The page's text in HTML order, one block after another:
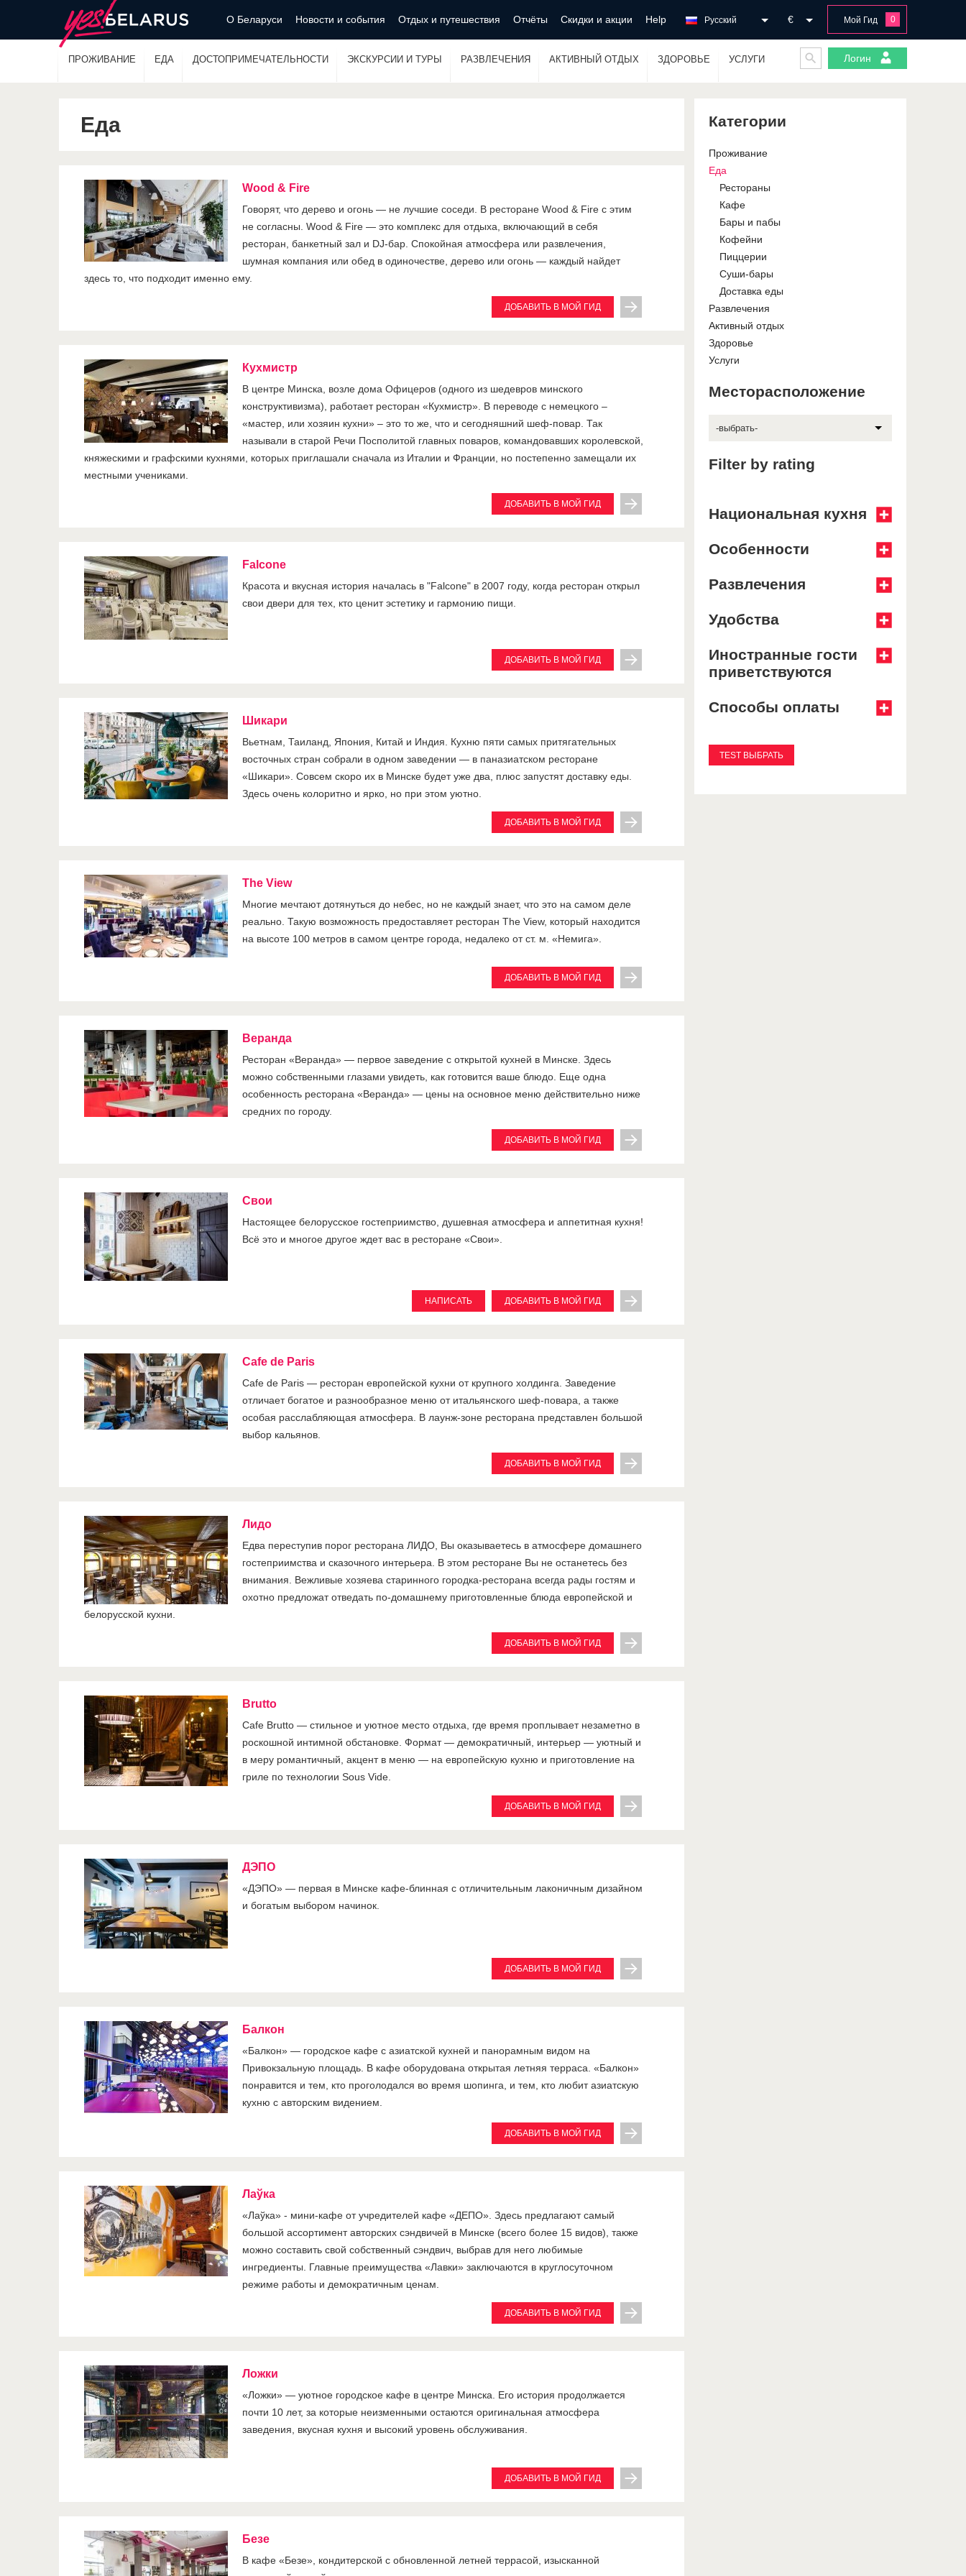
О Беларуси Новости и события Отдых и путешествия Отчёты Скидки и акции Help Мой Гид 0
€
Русский
ПРОЖИВАНИЕ ЕДА ДОСТОПРИМЕЧАТЕЛЬНОСТИ ЭКСКУРСИИ И ТУРЫ РАЗВЛЕЧЕНИЯ АКТИВНЫЙ ОТДЫХ ЗДОРОВЬЕ УСЛУГИ Логин
Еда
Wood & Fire
Говорят, что дерево и огонь — не лучшие соседи. В ресторане Wood & Fire с этим
не согласны. Wood & Fire — это комплекс для отдыха, включающий в себя
ресторан, банкетный зал и DJ-бар. Спокойная атмосфера или развлечения,
шумная компания или обед в одиночестве, дерево или огонь — каждый найдет
здесь то, что подходит именно ему.
ДОБАВИТЬ В МОЙ ГИД
Кухмистр
В центре Минска, возле дома Офицеров (одного из шедевров минского
конструктивизма), работает ресторан «Кухмистр». В переводе с немецкого –
«мастер, или хозяин кухни» – это то же, что и сегодняшний шеф-повар. Так
называли в старой Речи Посполитой главных поваров, командовавших королевской,
княжескими и графскими кухнями, которых приглашали сначала из Италии и Франции, но постепенно замещали их
местными учениками.
ДОБАВИТЬ В МОЙ ГИД
Falcone
Красота и вкусная история началась в "Falcone" в 2007 году, когда ресторан открыл
свои двери для тех, кто ценит эстетику и гармонию пищи.
ДОБАВИТЬ В МОЙ ГИД
Шикари
Вьетнам, Таиланд, Япония, Китай и Индия. Кухню пяти самых притягательных
восточных стран собрали в одном заведении — в паназиатском ресторане
«Шикари». Совсем скоро их в Минске будет уже два, плюс запустят доставку еды.
Здесь очень колоритно и ярко, но при этом уютно.
ДОБАВИТЬ В МОЙ ГИД
The View
Многие мечтают дотянуться до небес, но не каждый знает, что это на самом деле
реально. Такую возможность предоставляет ресторан The Viеw, который находится
на высоте 100 метров в самом центре города, недалеко от ст. м. «Немига».
ДОБАВИТЬ В МОЙ ГИД
Веранда
Ресторан «Веранда» — первое заведение с открытой кухней в Минске. Здесь
можно собственными глазами увидеть, как готовится ваше блюдо. Еще одна
особенность ресторана «Веранда» — цены на основное меню действительно ниже
средних по городу.
ДОБАВИТЬ В МОЙ ГИД
Свои
Настоящее белорусское гостеприимство, душевная атмосфера и аппетитная кухня!
Всё это и многое другое ждет вас в ресторане «Свои».
ДОБАВИТЬ В МОЙ ГИД
НАПИСАТЬ
Cafe de Paris
Cafe de Paris — ресторан европейской кухни от крупного холдинга. Заведение
отличает богатое и разнообразное меню от итальянского шеф-повара, а также
особая расслабляющая атмосфера. В лаунж-зоне ресторана представлен большой
выбор кальянов.
ДОБАВИТЬ В МОЙ ГИД
Лидо
Едва переступив порог ресторана ЛИДО, Вы оказываетесь в атмосфере домашнего
гостеприимства и сказочного интерьера. В этом ресторане Вы не останетесь без
внимания. Вежливые хозяева старинного городка-ресторана всегда рады гостям и
охотно предложат отведать по-домашнему приготовленные блюда европейской и
белорусской кухни.
ДОБАВИТЬ В МОЙ ГИД
Brutto
Cafe Brutto — стильное и уютное место отдыха, где время проплывает незаметно в
роскошной интимной обстановке. Формат — демократичный, интерьер — уютный и
в меру романтичный, акцент в меню — на европейскую кухню и приготовление на
гриле по технологии Sous Vide.
ДОБАВИТЬ В МОЙ ГИД
ДЭПО
«ДЭПО» — первая в Минске кафе-блинная с отличительным лаконичным дизайном
и богатым выбором начинок.
ДОБАВИТЬ В МОЙ ГИД
Балкон
«Балкон» — городское кафе с азиатской кухней и панорамным видом на
Привокзальную площадь. В кафе оборудована открытая летняя терраса. «Балкон»
понравится и тем, кто проголодался во время шопинга, и тем, кто любит азиатскую
кухню с авторским видением.
ДОБАВИТЬ В МОЙ ГИД
Лаўка
«Лаўка» - мини-кафе от учредителей кафе «ДЕПО». Здесь предлагают самый
большой ассортимент авторских сэндвичей в Минске (всего более 15 видов), также
можно составить свой собственный сэндвич, выбрав для него любимые
ингредиенты. Главные преимущества «Лавки» заключаются в круглосуточном
режиме работы и демократичным ценам.
ДОБАВИТЬ В МОЙ ГИД
Ложки
«Ложки» — уютное городское кафе в центре Минска. Его история продолжается
почти 10 лет, за которые неизменными остаются оригинальная атмосфера
заведения, вкусная кухня и высокий уровень обслуживания.
ДОБАВИТЬ В МОЙ ГИД
Безе
В кафе «Безе», кондитерской с обновленной летней террасой, изысканной
Категории
Проживание
Еда
Рестораны
Кафе
Бары и пабы
Кофейни
Пиццерии
Суши-бары
Доставка еды
Развлечения
Активный отдых
Здоровье
Услуги
Месторасположение
-выбрать-
Filter by rating
Национальная кухня
Особенности
Развлечения
Удобства
Иностранные гости
приветствуются
Способы оплаты